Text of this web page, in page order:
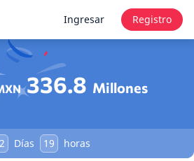
Ingresar Registro
336.8 Millones
Días 19 horas